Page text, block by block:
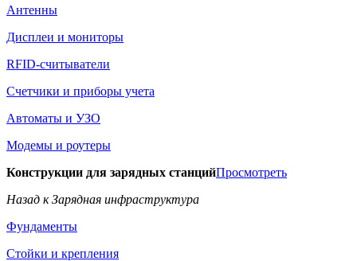
Антенны
Дисплеи и мониторы
RFID-считыватели
Счетчики и приборы учета
Автоматы и УЗО
Модемы и роутеры
Конструкции для зарядных станцийПросмотреть
Назад к Зарядная инфраструктура
Фундаменты
Стойки и крепления